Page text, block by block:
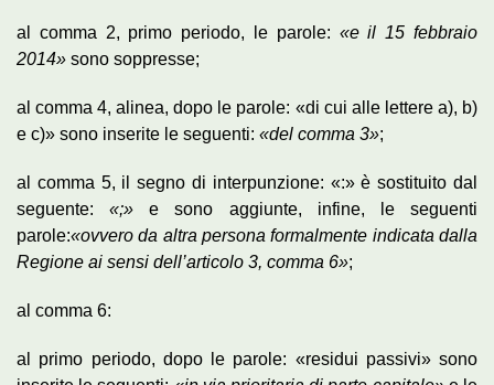
al comma 2, primo periodo, le parole: «e il 15 febbraio
2014» sono soppresse;
al comma 4, alinea, dopo le parole: «di cui alle lettere a), b)
e c)» sono inserite le seguenti: «del comma 3»;
al comma 5, il segno di interpunzione: «:» è sostituito dal
seguente:«;» e sono aggiunte, infine, le seguenti
parole:«ovvero da altra persona formalmente indicata dalla
Regione ai sensi dell’articolo 3, comma 6»;
al comma 6:
al primo periodo, dopo le parole: «residui passivi» sono